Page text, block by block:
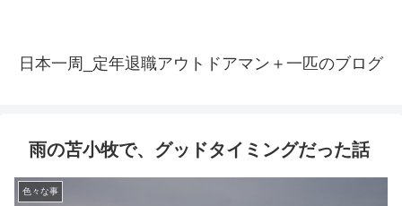
日本一周_定年退職アウトドアマン＋一匹のブログ
雨の苫小牧で、グッドタイミングだった話
色々な事